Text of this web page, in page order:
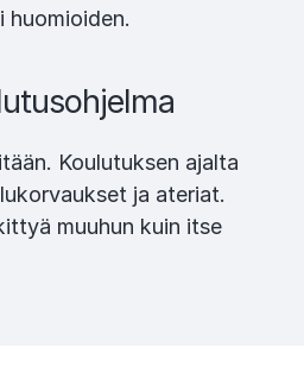
huomioiden.
Koulutuksen ajalta
ja ateriat.
muuhun kuin itse